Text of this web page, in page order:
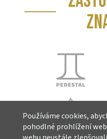
Používáme cookies,
pohodlné prohlížení